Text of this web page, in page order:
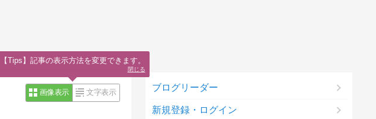
画像表示 文字表示 ブログリーダー
新規登録・ログイン
【Tips】記事の表示方法を変更できます。
閉じる